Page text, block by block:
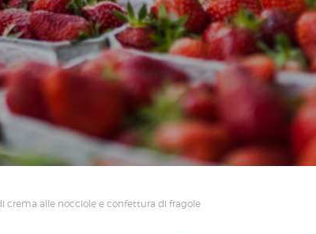
crema alle nocciole e confettura di fragole